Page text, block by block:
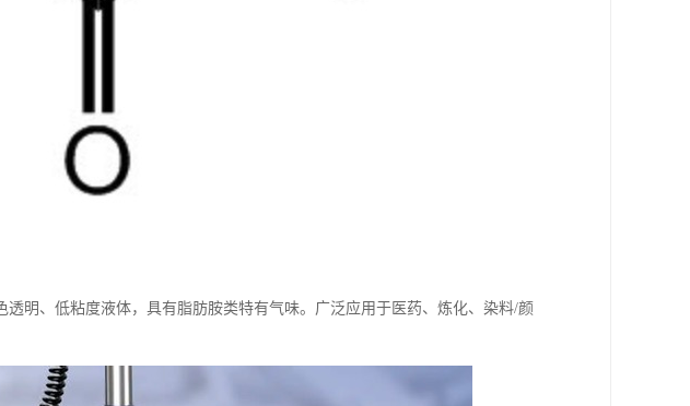
透明、低粘度液体，具有脂肪胺类特有气味。广泛应用于医药、炼化、染料/颜